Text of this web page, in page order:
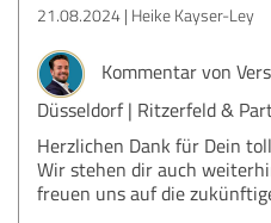
21.08.2024 Heike Kayser-Ley
Kommentar von
Düsseldorf | Ritzerfeld &
Herzlichen Dank für Dein
Wir stehen dir auch
freuen uns auf die